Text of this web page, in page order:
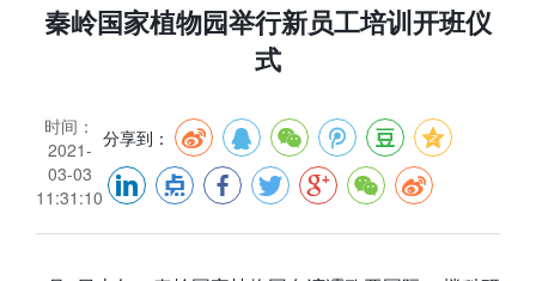
秦岭国家植物园举行新员工培训开班仪
式
时间：
2021-
03-03
11:31:10
分享到：